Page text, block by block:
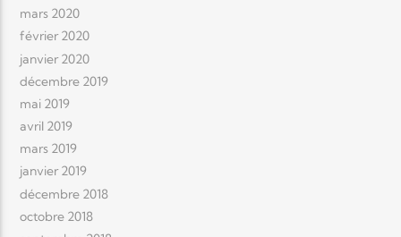
mars 2020
février 2020
janvier 2020
décembre 2019
mai 2019
avril 2019
mars 2019
janvier 2019
décembre 2018
octobre 2018